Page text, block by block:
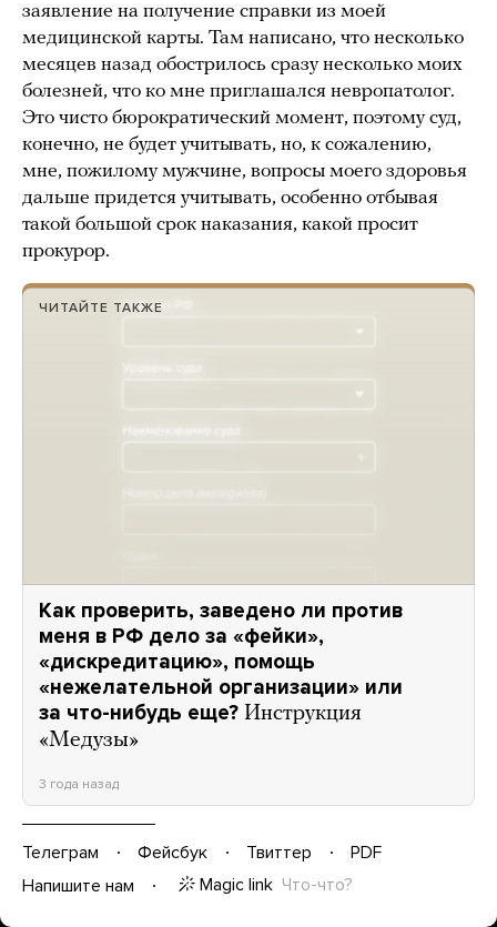
заявление на получение справки из моей
медицинской карты. Там написано, что несколько
месяцев назад обострилось сразу несколько моих
болезней, что ко мне приглашался невропатолог.
Это чисто бюрократический момент, поэтому суд,
конечно, не будет учитывать, но, к сожалению,
мне, пожилому мужчине, вопросы моего здоровья
дальше придется учитывать, особенно отбывая
такой большой срок наказания, какой просит
прокурор.
ЧИТАЙТЕ ТАКЖЕ
Как проверить, заведено ли против
меня в РФ дело за «фейки»,
«дискредитацию», помощь
«нежелательной организации» или
за что-нибудь еще? Инструкция
«Медузы»
3 года назад
Телеграм Фейсбук Твиттер
PDF
Напишите нам
Magic link Что-что?